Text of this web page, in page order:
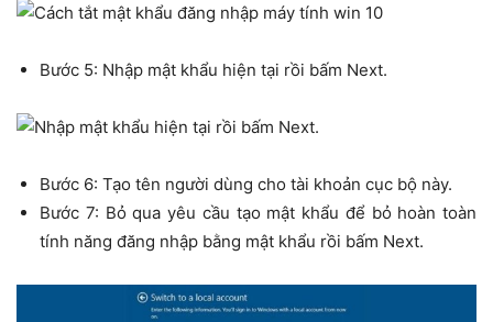
Bước 5: Nhập mật khẩu hiện tại rồi bấm Next.
Bước 6: Tạo tên người dùng cho tài khoản cục bộ này.
Bước 7: Bỏ qua yêu cầu tạo mật khẩu để bỏ hoàn toàn
tính năng đăng nhập bằng mật khẩu rồi bấm Next.